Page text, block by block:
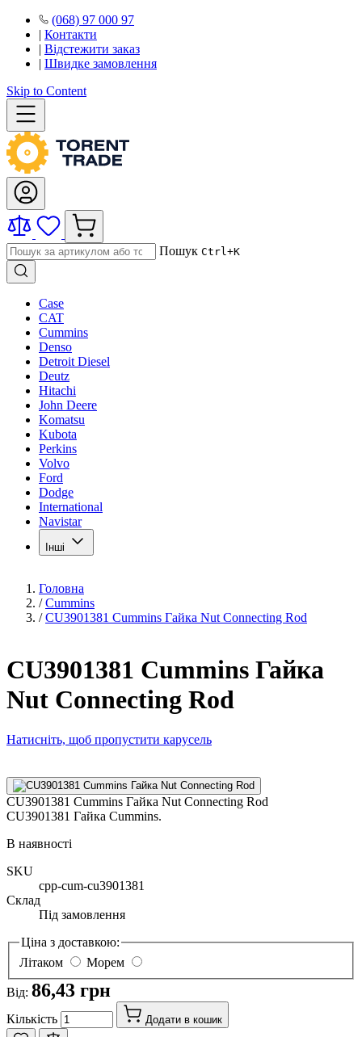
(068) 97 000 97
| Контакти
| Відстежити заказ
| Швидке замовлення
Skip to Content
Пошук Ctrl+K
Case
CAT
Cummins
Denso
Detroit Diesel
Deutz
Hitachi
John Deere
Komatsu
Kubota
Perkins
Volvo
Ford
Dodge
International
Navistar
Інші
Головна
/ Cummins
/ CU3901381 Cummins Гайка Nut Connecting Rod
CU3901381 Cummins Гайка
Nut Connecting Rod
Натисніть, щоб пропустити карусель
CU3901381 Cummins Гайка Nut Connecting Rod
CU3901381 Гайка Cummins.
В наявності
SKU
cpp-cum-cu3901381
Склад
Під замовлення
Ціна з доставкою:
Літаком
Морем
Від: 86,43 грн
Кількість Додати в кошик